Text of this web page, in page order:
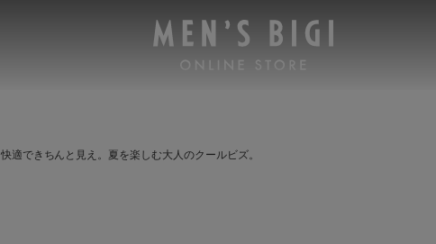
快適できちんと見え。夏を楽しむ大人のクールビズ。